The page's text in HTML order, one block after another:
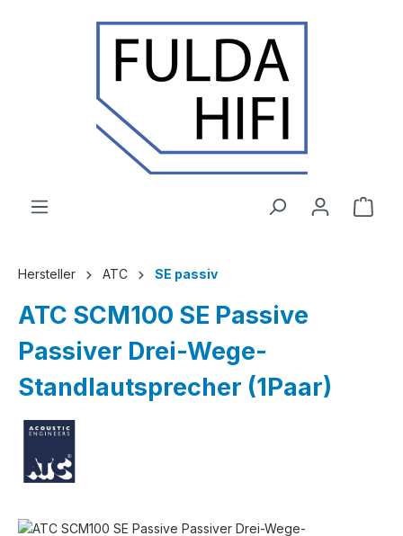
Zum Hauptinhalt springen
Hersteller ATC SE passiv
ATC SCM100 SE Passive
Passiver Drei-Wege-
Standlautsprecher (1Paar)
Bildergalerie überspringen